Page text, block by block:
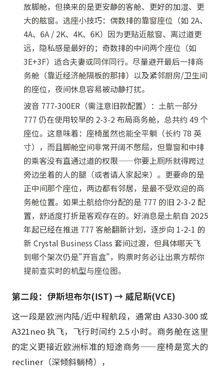
放脚舱，但换来的是更安静的客舱、更好的加湿、更
大的舷窗。选座小技巧：偶数排的靠窗座位（如 2A、
4A、6A / 2K、4K、6K）因为更贴近舷窗、离过道更
远，隐私感是最好的；奇数排的中间两个座位（如
3E+3F）适合夫妻或同伴同行。尽量避开最后一排商
务舱（靠近经济舱隔板的那排）以及紧邻厨房/卫生间
的座位，夜间休息容易被动静打扰。
波音 777-300ER（需注意旧款配置）：土航一部分
777 仍在使用较早的 2-3-2 布局商务舱，总共约 49 个
座位。这意味着：座椅虽然也能全平躺（长约 78 英
寸），而且脚舱空间非常开阔不憋屈，但靠窗和中排
的乘客没有直通过道的权限——你要上厕所就得跨过
旁边坐着的人的腿（或者请人家起来）。更要命的是
正中间那个座位，两边都有邻居，是最不受欢迎的商
务舱位置。如果土航给你分配的是 777 的旧 2-3-2 配
置，舒适度打折是客观存在的。好消息是土航自 2025
年起已经在推进 777 客舱翻新计划，逐步向 1-2-1 的
新 Crystal Business Class 套间过渡，但具体哪天飞
到哪个架次仍是"开盲盒"，购票时务必让出票方帮你
提前查实时的机型与座位图。
第二段：伊斯坦布尔(IST) → 威尼斯(VCE)
这一段是欧洲内陆/近中程航段，通常由 A330-300 或
A321neo 执飞，飞行时间约 2.5 小时。商务舱在这里
的定义更接近欧洲标准的短途商务——座椅是宽大的
recliner（深倾斜躺椅），